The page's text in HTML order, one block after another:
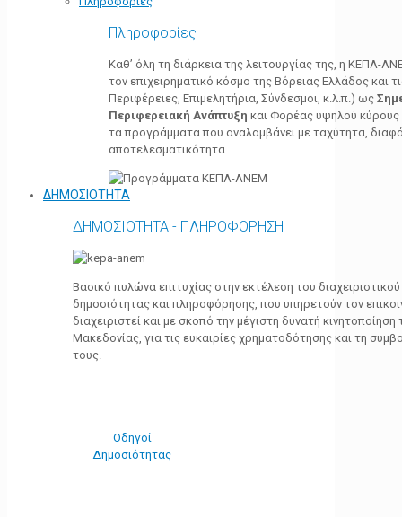
Πληροφορίες
Καθ’ όλη τη διάρκεια της λειτουργίας της, η ΚΕΠΑ-
τον επιχειρηματικό κόσμο της Βόρειας Ελλάδος και
Περιφέρειες, Επιμελητήρια, Σύνδεσμοι, κ.λ.π.) ως
Περιφερειακή Ανάπτυξη και Φορέας υψηλού κύρους
τα προγράμματα που αναλαμβάνει με ταχύτητα,
αποτελεσματικότητα.
ΔΗΜΟΣΙΟΤΗΤΑ
ΔΗΜΟΣΙΟΤΗΤΑ - ΠΛΗΡΟΦΟΡΗΣΗ
Βασικό πυλώνα επιτυχίας στην εκτέλεση του
δημοσιότητας και πληροφόρησης, που υπηρετούν τον
διαχειριστεί και με σκοπό την μέγιστη δυνατή
Μακεδονίας, για τις ευκαιρίες χρηματοδότησης και τη
τους.
Οδηγοί
Δημοσιότητας